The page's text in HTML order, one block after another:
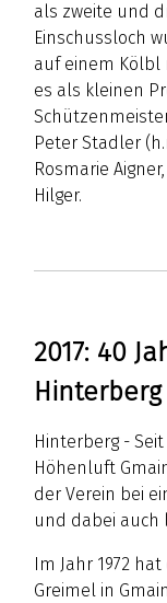
als zweite und
Einschussloch
auf einem Kölbl
es als kleinen
Peter Stadler
Rosmarie
Hilger.
2017: 40
Hinterberg
Hinterberg -
Höhenluft
der Verein bei
und dabei auch
Im Jahr 1972
Greimel in